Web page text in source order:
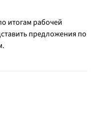
итогам рабочей
предложения по